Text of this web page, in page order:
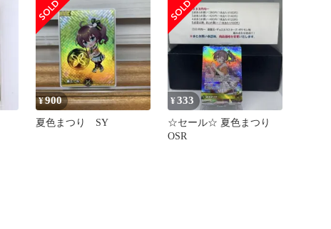
¥900
夏色まつり SY
¥333
☆セール☆ 夏色まつり
OSR